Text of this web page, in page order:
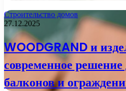
Строительство домов
27.12.2025
WOODGRAND и
современное решение
балконов и